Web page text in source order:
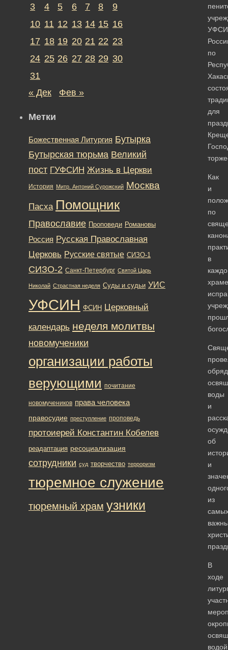
по
для
Как
и
по
в
храме
воды
и
об
и
из
В
ходе
3 4 5 6 7 8
9
10 11 12 13 14 15 16
17 18 19 20 21 22 23
24 25 26 27 28 29 30
31
« Дек
Фев »
Метки
Божественная Литургия Бутырка
Бутырская тюрьма Великий
пост ГУФСИН Жизнь в Церкви
История Митр. Антоний Сурожский Москва
Пасха Помощник
Православие Проповеди Романовы
Россия Русская Православная
Церковь Русские святые СИЗО-1
СИЗО-2 Санкт-Петербург Святой Царь
Николай Страстная неделя Суды и судьи УИС
УФСИН ФСИН Церковный
календарь неделя молитвы
новомученики
организации работы
верующими почитание
новомучеников права человека
правосудие преступление проповедь
протоиерей Константин Кобелев
реадаптация ресоциализация
сотрудники суд творчество терроризм
тюремное служение
тюремный храм узники